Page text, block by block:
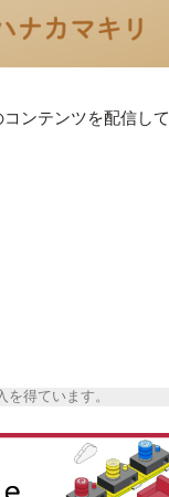
ンテンツを配信して
得ています。